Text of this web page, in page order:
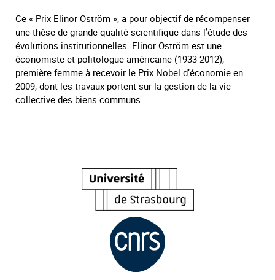
Ce « Prix Elinor Oström », a pour objectif de récompenser
une thèse de grande qualité scientifique dans l’étude des
évolutions institutionnelles. Elinor Oström est une
économiste et politologue américaine (1933-2012),
première femme à recevoir le Prix Nobel d’économie en
2009, dont les travaux portent sur la gestion de la vie
collective des biens communs.